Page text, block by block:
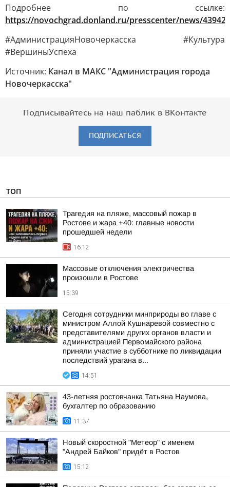
Подробнее по ссылке:
https://novochgrad.donland.ru/presscenter/news/
#АдминистрацияНовочеркасска #Культура
#ВершиныУспеха
Источник: Канал в МАКС "Администрация города
Новочеркасска"
Подписывайтесь на наш паблик в ВКонтакте
ПОДПИСАТЬСЯ
ТОП
Трагедия на пляже, массовый пожар в
Ростове и жара +40: главные новости
прошедшей недели
16:12
Массовые отключения электричества
произошли в Ростове
15:39
Сегодня сотрудники минприроды во главе с
министром Аллой Кушнаревой совместно с
представителями других органов власти и
администрацией Первомайского района
приняли участие в субботнике по ликвидации
последствий урагана в...
14:51
43-летняя ростовчанка Татьяна Наумова,
бухгалтер по образованию
11:37
Новый скоростной "Метеор" с именем
"Андрей Байков" придёт в Ростов
15:12